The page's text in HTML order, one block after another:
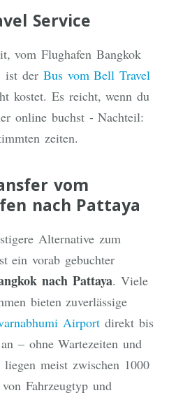
Service
vom Flughafen Bangkok
ist der Bus vom Bell Travel
kostet. Es reicht, wenn du
online buchst - Nachteil:
zeiten.
vom
nach Pattaya
Alternative zum
ein vorab gebuchter
nach Pattaya. Viele
bieten zuverlässige
Airport direkt bis
– ohne Wartezeiten und
meist zwischen 1000
Fahrzeugtyp und